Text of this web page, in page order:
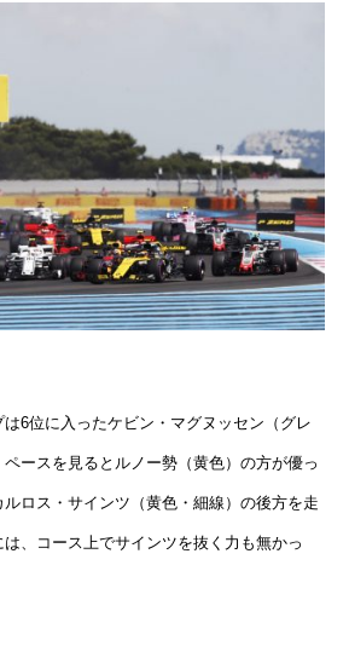
6位に入ったケビン・マグヌッセン（グレ
ースを見るとルノー勢（黄色）の方が優っ
ロス・サインツ（黄色・細線）の後方を走
、コース上でサインツを抜く力も無かっ